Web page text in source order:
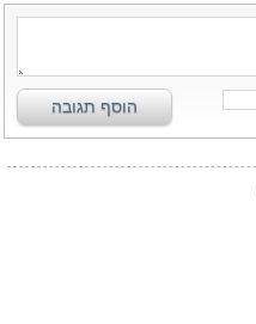
הוסף תגובה